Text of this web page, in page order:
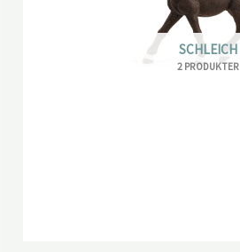
SCHLEICH
2 PRODUKTER